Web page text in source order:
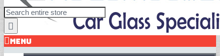
MENU